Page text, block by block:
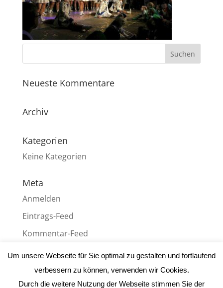
Neueste Kommentare
Archiv
Kategorien
Keine Kategorien
Meta
Anmelden
Eintrags-Feed
Kommentar-Feed
WordPress.org
Um unsere Webseite für Sie optimal zu gestalten und fortlaufend
verbessern zu können, verwenden wir Cookies.
Durch die weitere Nutzung der Webseite stimmen Sie der